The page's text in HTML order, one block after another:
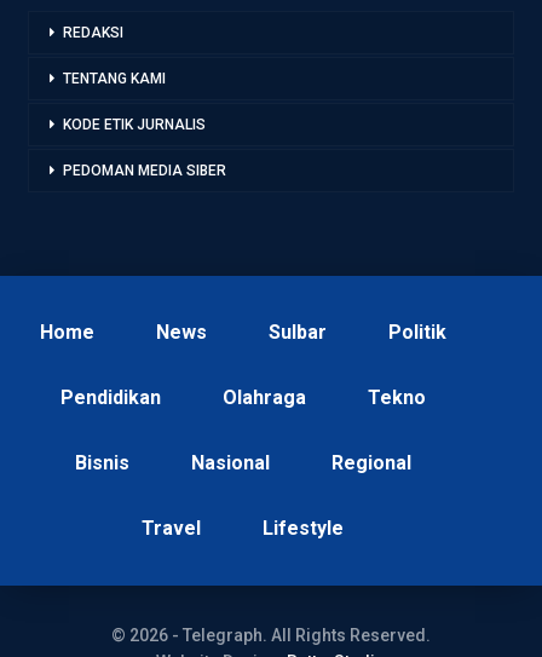
REDAKSI
TENTANG KAMI
KODE ETIK JURNALIS
PEDOMAN MEDIA SIBER
Home News Sulbar Politik
Pendidikan Olahraga Tekno
Bisnis Nasional Regional
Travel Lifestyle
© 2026 - Telegraph. All Rights Reserved.